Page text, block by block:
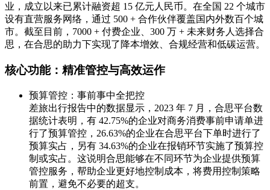
业，成立以来已累计融资超 15 亿元人民币。在全国 22 个城市
设有直营服务网络，通过 500 + 合作伙伴覆盖国内外数百个城
市。截至目前，7000 + 付费企业、300 万 + 未来财务人选择合
思，在合思的助力下实现了降本增效、合规经营和低碳运营。
核心功能：精准管控与高效运作
预算管控：事前事中全把控
差旅出行报告中的数据显示，2023 年 7 月，合思平台数
据统计表明，有 42.75%的企业对商务消费事前申请单进
行了预算管控，26.63%的企业在合思平台下单时进行了
预算实占，另有 34.63%的企业在报销环节实施了预算控
制或实占。这说明合思能够在不同环节为企业提供预算
管控服务，帮助企业更好地控制成本，将费用控制策略
前置，避免不必要的超支。